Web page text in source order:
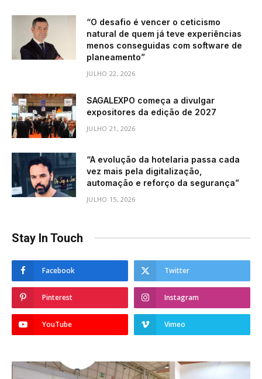
“O desafio é vencer o ceticismo
natural de quem já teve experiências
menos conseguidas com software de
planeamento”
JULHO 22, 2026
SAGALEXPO começa a divulgar
expositores da edição de 2027
JULHO 21, 2026
“A evolução da hotelaria passa cada
vez mais pela digitalização,
automação e reforço da segurança”
JULHO 15, 2026
Stay In Touch
Facebook Twitter
Pinterest Instagram
YouTube Vimeo